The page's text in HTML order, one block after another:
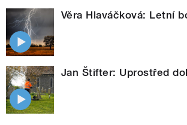
Věra Hlaváčková: Letní
Jan Štifter: Uprostřed